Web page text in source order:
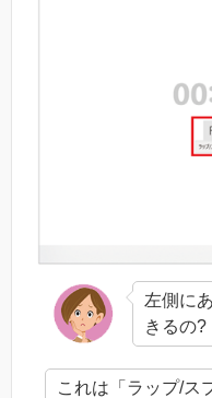
左側に
きるの?
これは「ラップ/ス